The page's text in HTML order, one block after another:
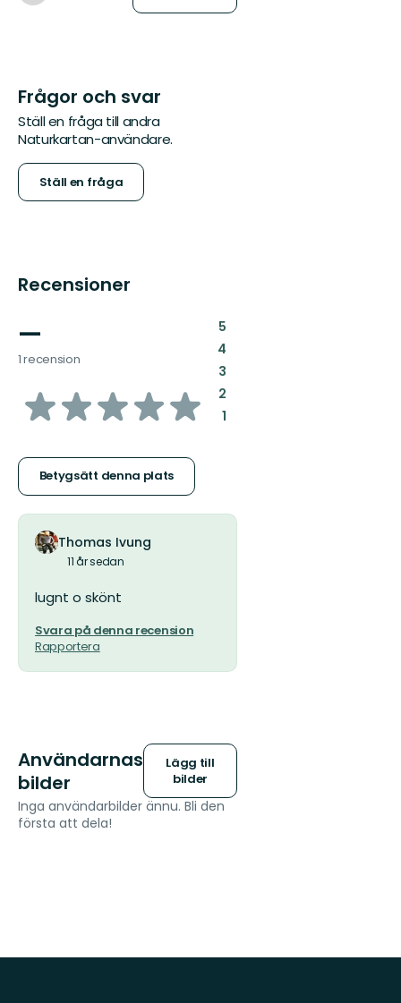
Frågor och svar
Ställ en fråga till andra
Naturkartan-användare.
Ställ en fråga
Recensioner
—
1 recension
av
stjärnor
Betygsätt denna plats
5:
4:
3:
2:
1:
Thomas Ivung
11 år sedan
lugnt o skönt
Svara på denna recension
Rapportera
Användarnas
bilder
Lägg till
bilder
Inga användarbilder ännu. Bli den
första att dela!